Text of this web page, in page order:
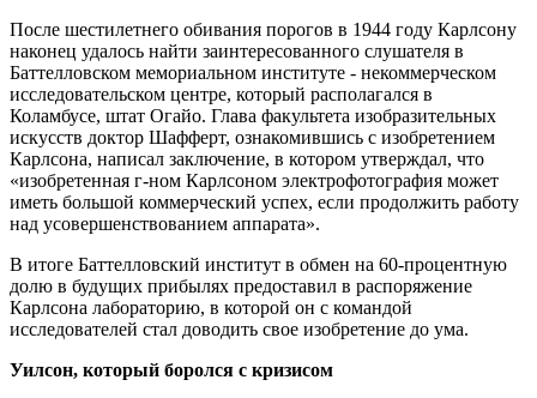
После шестилетнего обивания порогов в 1944 году Карлсону
наконец удалось найти заинтересованного слушателя в
Баттелловском мемориальном институте - некоммерческом
исследовательском центре, который располагался в
Коламбусе, штат Огайо. Глава факультета изобразительных
искусств доктор Шафферт, ознакомившись с изобретением
Карлсона, написал заключение, в котором утверждал, что
«изобретенная г-ном Карлсоном электрофотография может
иметь большой коммерческий успех, если продолжить работу
над усовершенствованием аппарата».
В итоге Баттелловский институт в обмен на 60-процентную
долю в будущих прибылях предоставил в распоряжение
Карлсона лабораторию, в которой он с командой
исследователей стал доводить свое изобретение до ума.
Уилсон, который боролся с кризисом